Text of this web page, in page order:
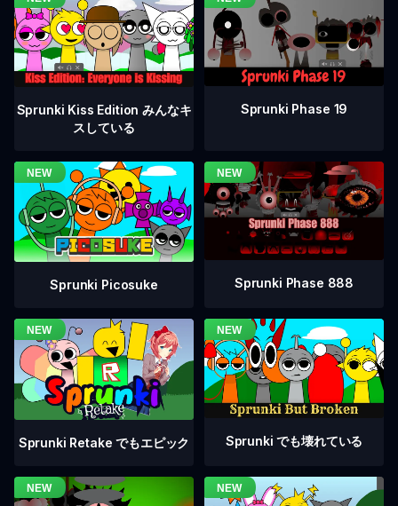
Sprunki Kiss Edition みんなキ
スしている
Sprunki Phase 19
Sprunki Picosuke Sprunki Phase 888
Sprunki Retake でもエピック Sprunki でも壊れている